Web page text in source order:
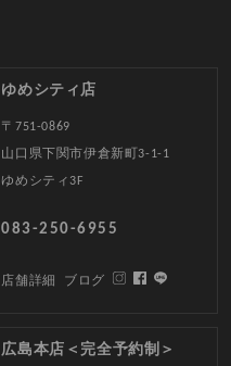
ゆめシティ店
〒751-0869
山口県下関市伊倉新町3-1-1
ゆめシティ3F
083-250-6955
店舗詳細 ブログ
広島本店＜完全予約制＞